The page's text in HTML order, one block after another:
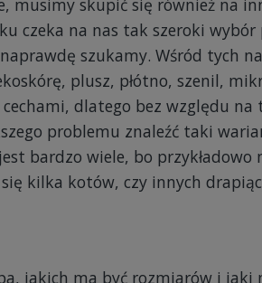
skupić się również na
czeka na nas tak szeroki wybór
szukamy. Wśród tych
plusz, płótno, szenil,
dlatego bez względu na
problemu znaleźć taki
bardzo wiele, bo przykładowo
kilka kotów, czy innych
jakich ma być rozmiarów i jaki